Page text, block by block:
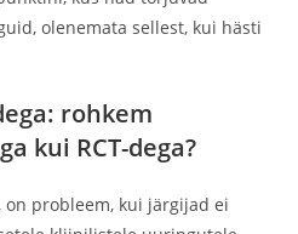
olenemata sellest, kui hästi
rohkem
kui RCT-dega?
probleem, kui järgijad ei